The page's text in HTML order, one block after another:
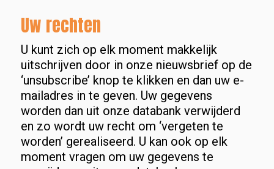
Uw rechten
U kunt zich op elk moment makkelijk
uitschrijven door in onze nieuwsbrief op de
‘unsubscribe’ knop te klikken en dan uw e-
mailadres in te geven. Uw gegevens
worden dan uit onze databank verwijderd
en zo wordt uw recht om ‘vergeten te
worden’ gerealiseerd. U kan ook op elk
moment vragen om uw gegevens te